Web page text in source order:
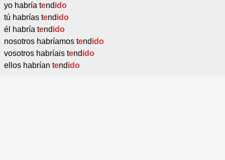
yo habría tendido
tú habrías tendido
él habría tendido
nosotros habríamos tendido
vosotros habríais tendido
ellos habrían tendido